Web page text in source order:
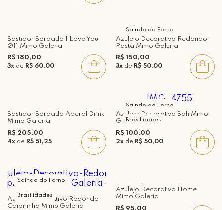
Bastidor Bordado I Love You
Ø11 Mimo Galeria
R$ 180,00
3x de R$ 60,00
Saindo do Forno
Azulejo Decorativo Redondo
Pasta Mimo Galeria
R$ 150,00
3x de R$ 50,00
Bastidor Bordado Aperol Drink
Mimo Galeria
R$ 205,00
4x de R$ 51,25
Saindo do Forno
Brasilidades
Azulejo Decorativo Bah Mimo
Galeria
R$ 100,00
2x de R$ 50,00
Saindo do Forno
Brasilidades
Azulejo Decorativo Redondo
Caipirinha Mimo Galeria
Azulejo Decorativo Home
Mimo Galeria
R$ 95,00